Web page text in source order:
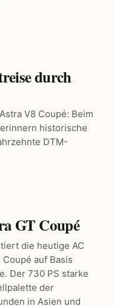
durch
V8 Coupé: Beim
historische
DTM-
GT Coupé
die heutige AC
auf Basis
Der 730 PS starke
der
in Asien und